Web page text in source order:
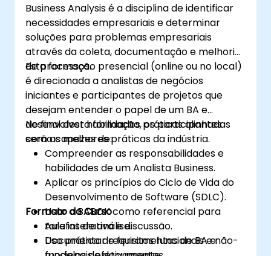
Business Analysis é a disciplina de identificar
necessidades empresariais e determinar
soluções para problemas empresariais
através da coleta, documentação e melhoria
de processos.
Esta formação presencial (online ou no local)
é direcionada a analistas de negócios
iniciantes e participantes de projetos que
desejam entender o papel de um BA e
desenvolver habilidades práticas alinhadas
com as melhores práticas da indústria.
No final desta formação, os participantes
serão capazes de:
Compreender as responsabilidades e
habilidades de um Analista Business.
Aplicar os princípios do Ciclo de Vida do
Desenvolvimento de Software (SDLC).
Usar o BABOK como referencial para
tarefas de análise.
Documentar requisitos funcionais e não-
Formato do Curso
Aula interativa e discussão.
Uso prático de ferramentas de BA e